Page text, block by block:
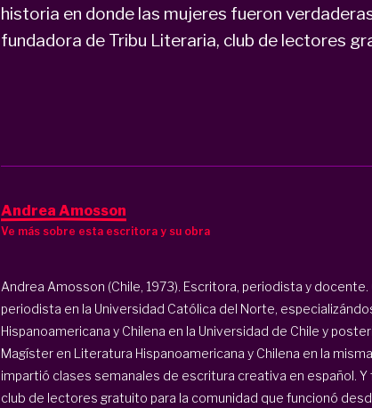
historia en donde las mujeres fueron
fundadora de Tribu Literaria, club de lectores
Andrea Amosson
Ve más sobre esta escritora y su obra
Andrea Amosson (Chile, 1973). Escritora, periodista y
periodista en la Universidad Católica del Norte,
Hispanoamericana y Chilena en la Universidad de Chile y
Magíster en Literatura Hispanoamericana y Chilena en la
impartió clases semanales de escritura creativa en español. Y
club de lectores gratuito para la comunidad que funcionó